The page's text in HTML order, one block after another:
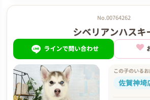
No.00764262
シベリアンハスキ
ラインで問い合わせ
この子のいるお
佐賀神埼